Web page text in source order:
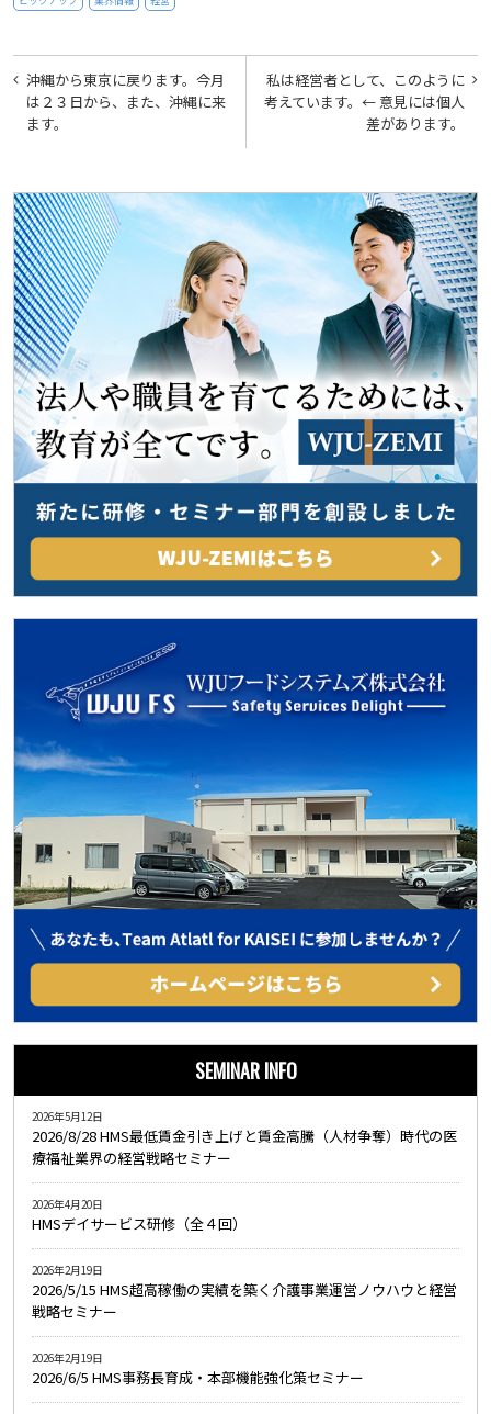
投
稿
ナ
ゲ
ー
シ
ョ
ン
私は経営者として、このように
考えています。← 意見には個人
差があります。
沖縄から東京に戻ります。今月
は２３日から、また、沖縄に来
ます。
SEMINAR INFO
2026/8/28 HMS最低賃金引き上げと賃金高騰（人材争奪）時代の医
療福祉業界の経営戦略セミナー
2026年5月12日
HMSデイサービス研修（全４回）
2026年4月20日
2026/5/15 HMS超高稼働の実績を築く介護事業運営ノウハウと経営
戦略セミナー
2026年2月19日
2026/6/5 HMS事務長育成・本部機能強化策セミナー
2026年2月19日